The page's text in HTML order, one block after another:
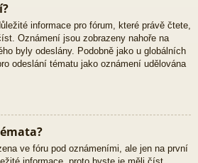
informace pro fórum, které právě čtete,
Oznámení jsou zobrazeny nahoře na
byly odeslány. Podobně jako u globálních
odeslání tématu jako oznámení udělována
ve fóru pod oznámeními, ale jen na první